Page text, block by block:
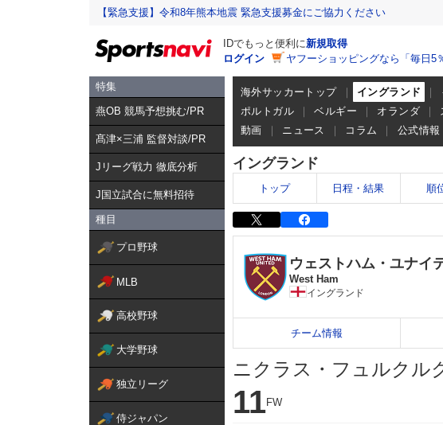
【緊急支援】令和8年熊本地震 緊急支援募金にご協力ください
IDでもっと便利に新規取得
ログイン
ヤフーショッピングなら「毎日5
特集
燕OB 競馬予想挑む/PR
髙津×三浦 監督対談/PR
Jリーグ戦力 徹底分析
J国立試合に無料招待
種目
プロ野球
MLB
高校野球
大学野球
独立リーグ
侍ジャパン
海外サッカートップ イングランド
ポルトガル
ベルギー オランダ
動画
ニュース コラム 公式情報
イングランド
トップ 日程・結果 順
ウェストハム・ユナイ
West Ham
イングランド
チーム情報
ニクラス・フュルクル
11FW